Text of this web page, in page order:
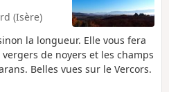
(Isère)
la longueur. Elle vous fera
de noyers et les champs
Belles vues sur le Vercors.